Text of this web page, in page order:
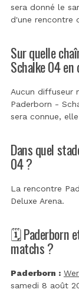
sera donné le
d'une rencontre
Sur quelle
Schalke 04
Aucun diffuseur
Paderborn -
sera connue,
Dans quel
04 ?
La rencontre
Deluxe Arena.
🗓️ Paderborn
matchs ?
Paderborn :
samedi 8 août